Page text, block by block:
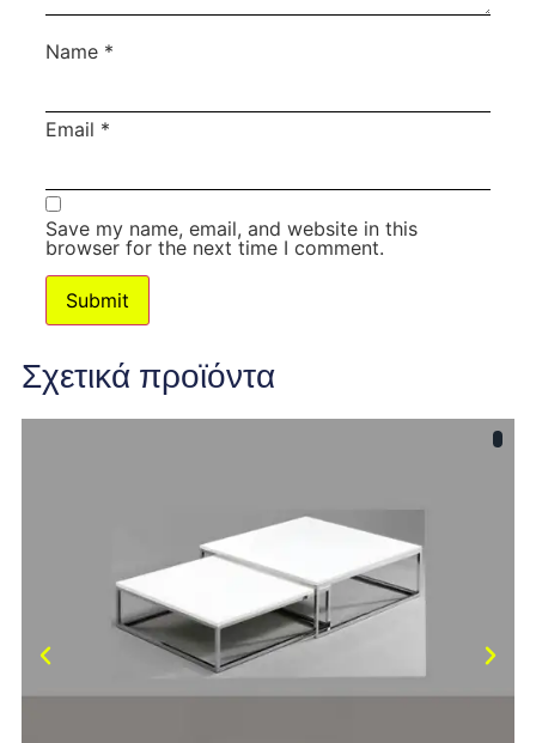
Name *
Email *
Save my name, email, and website in this
browser for the next time I comment.
Σχετικά προϊόντα